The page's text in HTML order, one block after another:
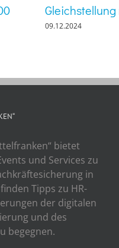
09.12.2024
bietet
und Services zu
in
Tipps zu HR-
der digitalen
und des
begegnen.